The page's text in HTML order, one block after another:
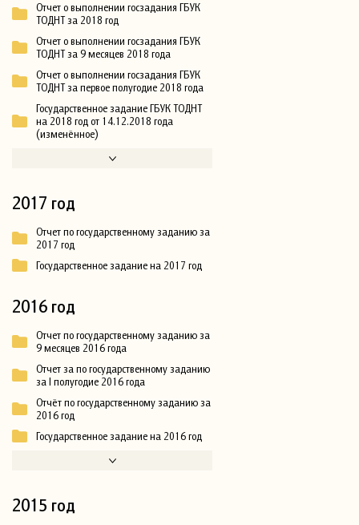
Отчет о выполнении госзадания ГБУК
ТОДНТ за 2018 год
Отчет о выполнении госзадания ГБУК
ТОДНТ за 9 месяцев 2018 года
Отчет о выполнении госзадания ГБУК
ТОДНТ за первое полугодие 2018 года
Государственное задание ГБУК ТОДНТ
на 2018 год от 14.12.2018 года
(изменённое)
2017 год
Отчет по государственному заданию за
2017 год
Государственное задание на 2017 год
2016 год
Отчет по государственному заданию за
9 месяцев 2016 года
Отчет за по государственному заданию
за I полугодие 2016 года
Отчёт по государственному заданию за
2016 год
Государственное задание на 2016 год
2015 год